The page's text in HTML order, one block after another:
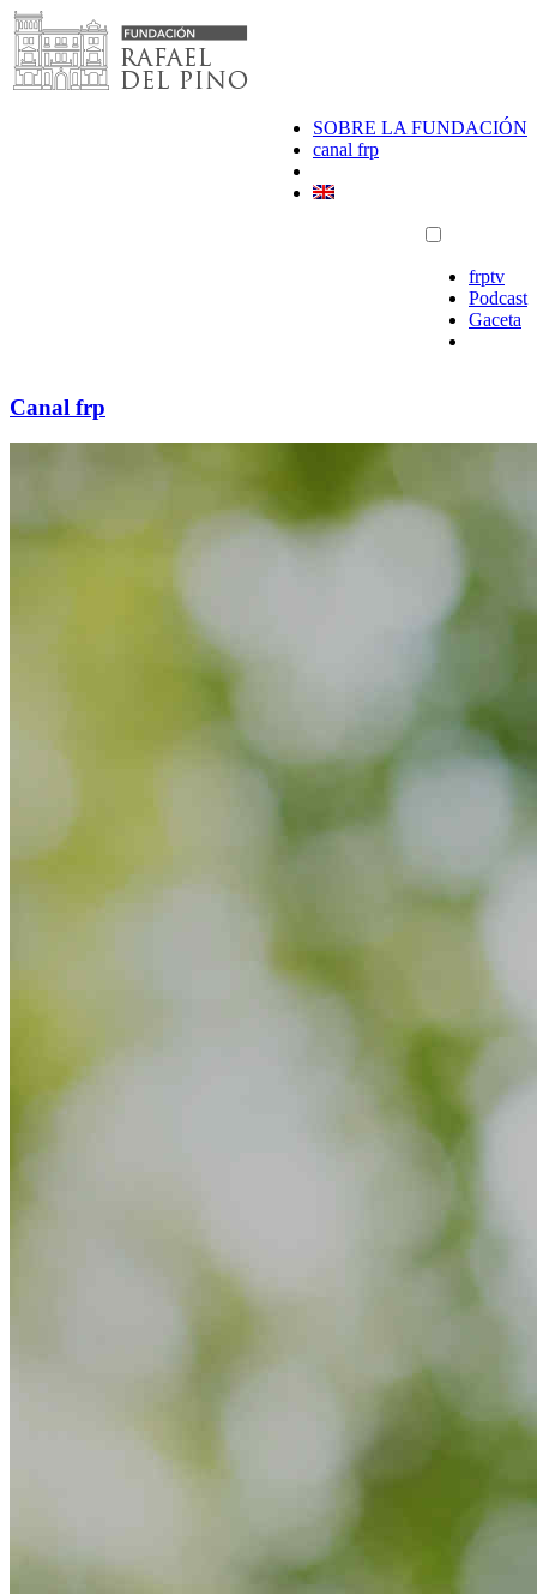
Saltar
al
contenido
SOBRE LA FUNDACIÓN
canal frp
frptv
Podcast
Gaceta
Canal frp